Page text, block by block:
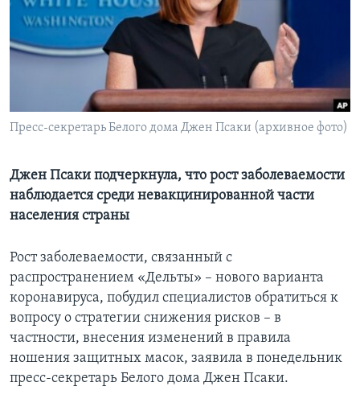
Learning English
СОЦИАЛЬНЫЕ СЕТИ
Пресс-секретарь Белого дома Джен Псаки (архивное фото)
Джен Псаки подчеркнула, что рост заболеваемости
наблюдается среди невакцинированной части
населения страны
Рост заболеваемости, связанный с
распространением «Дельты» – нового варианта
коронавируса, побудил специалистов обратиться к
вопросу о стратегии снижения рисков – в
частности, внесения изменений в правила
ношения защитных масок, заявила в понедельник
пресс-секретарь Белого дома Джен Псаки.